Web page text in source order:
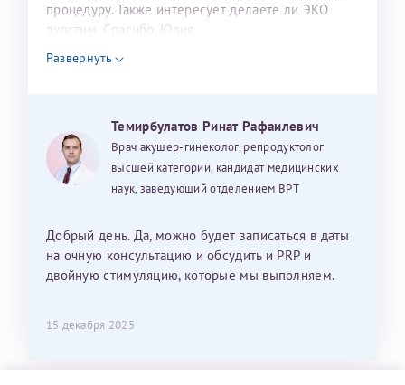
процедуру. Также интересует делаете ли ЭКО
дуостим. Спасибо. Юлия
Развернуть
Темирбулатов Ринат Рафаилевич
Врач акушер-гинеколог, репродуктолог
высшей категории, кандидат медицинских
наук, заведующий отделением ВРТ
Добрый день. Да, можно будет записаться в даты
на очную консультацию и обсудить и PRP и
двойную стимуляцию, которые мы выполняем.
15 декабря 2025